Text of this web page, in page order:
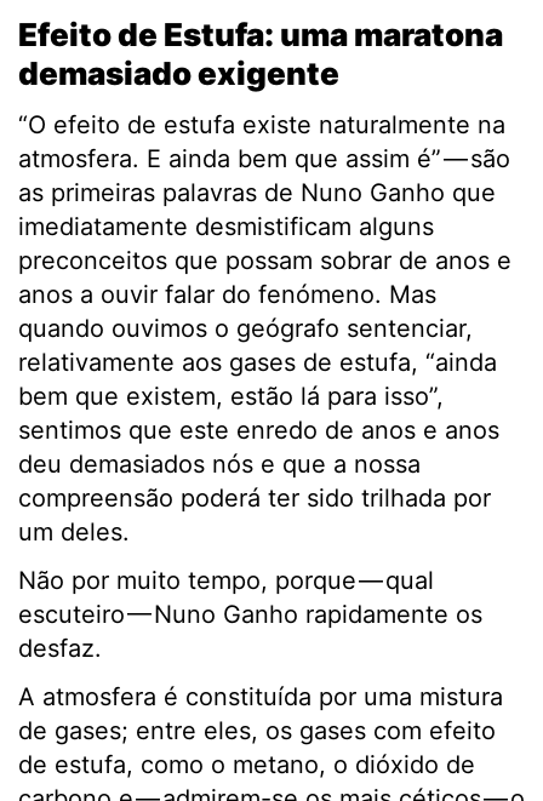
Efeito de Estufa: uma maratona
demasiado exigente
“O efeito de estufa existe naturalmente na
atmosfera. E ainda bem que assim é” — são
as primeiras palavras de Nuno Ganho que
imediatamente desmistificam alguns
preconceitos que possam sobrar de anos e
anos a ouvir falar do fenómeno. Mas
quando ouvimos o geógrafo sentenciar,
relativamente aos gases de estufa, “ainda
bem que existem, estão lá para isso”,
sentimos que este enredo de anos e anos
deu demasiados nós e que a nossa
compreensão poderá ter sido trilhada por
um deles.
Não por muito tempo, porque — qual
escuteiro — Nuno Ganho rapidamente os
desfaz.
A atmosfera é constituída por uma mistura
de gases; entre eles, os gases com efeito
de estufa, como o metano, o dióxido de